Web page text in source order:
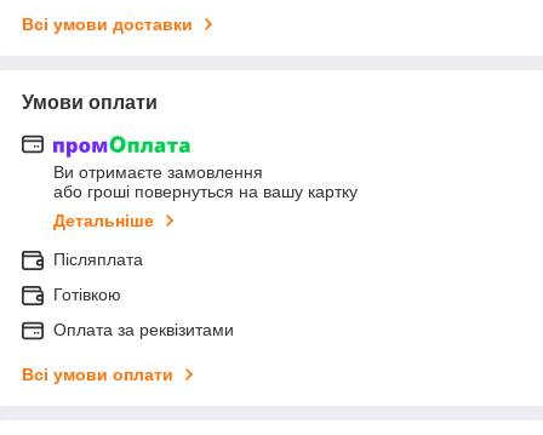
Всі умови доставки
Умови оплати
Ви отримаєте замовлення
або гроші повернуться на вашу картку
Детальніше
Післяплата
Готівкою
Оплата за реквізитами
Всі умови оплати